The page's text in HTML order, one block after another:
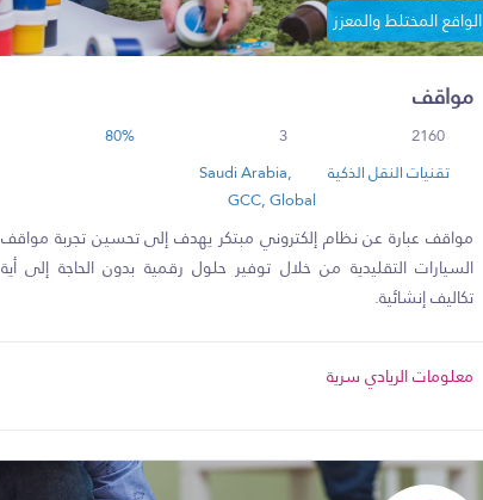
الواقع المختلط والمعزز
مواقف
2160
3
80%
تقنيات النقل الذكية
Saudi Arabia,
GCC, Global
مواقف عبارة عن نظام إلكتروني مبتكر يهدف إلى تحسين تجربة مواقف
السيارات التقليدية من خلال توفير حلول رقمية بدون الحاجة إلى أية
تكاليف إنشائية.
معلومات الريادي سرية